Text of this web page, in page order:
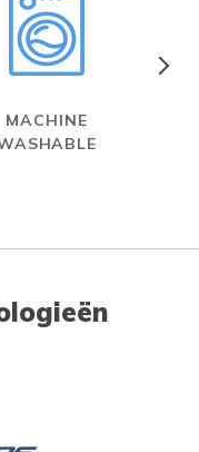
MACHINE